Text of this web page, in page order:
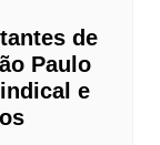
de
Paulo
e